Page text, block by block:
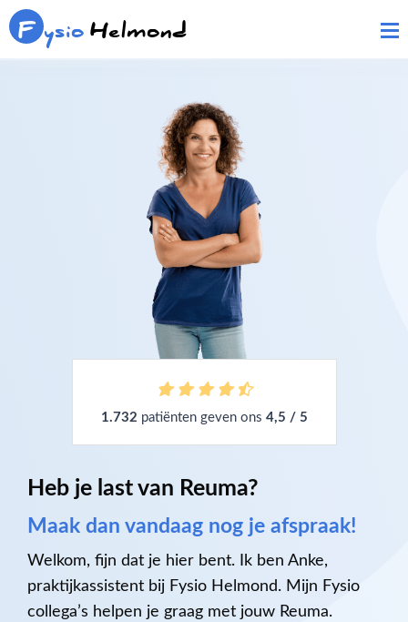
F ysioHelmond
1.732 patiënten geven ons 4,5 / 5
Heb je last van Reuma?
Maak dan vandaag nog je afspraak!
Welkom, fijn dat je hier bent. Ik ben Anke,
praktijkassistent bij Fysio Helmond. Mijn Fysio
collega’s helpen je graag met jouw Reuma.